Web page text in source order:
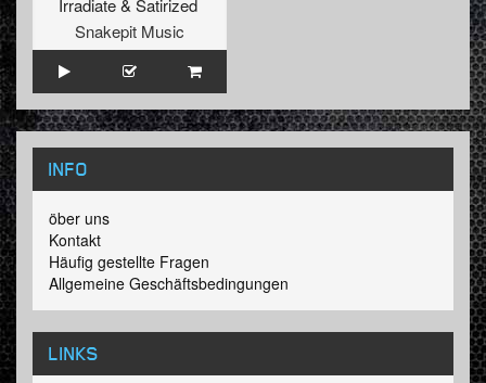
Irradiate& Satirized
Snakepit Music
INFO
öber uns
Kontakt
Häufig gestellte Fragen
Allgemeine Geschäftsbedingungen
LINKS